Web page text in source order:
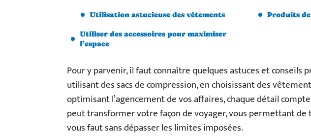
Utilisation astucieuse des vêtements
Utiliser des accessoires pour maximiser
l’espace
Produits
Pour y parvenir, il faut connaître quelques astuces et conseils
utilisant des sacs de compression, en choisissant des
optimisant l’agencement de vos affaires, chaque détail
peut transformer votre façon de voyager, vous permettant de
vous faut sans dépasser les limites imposées.